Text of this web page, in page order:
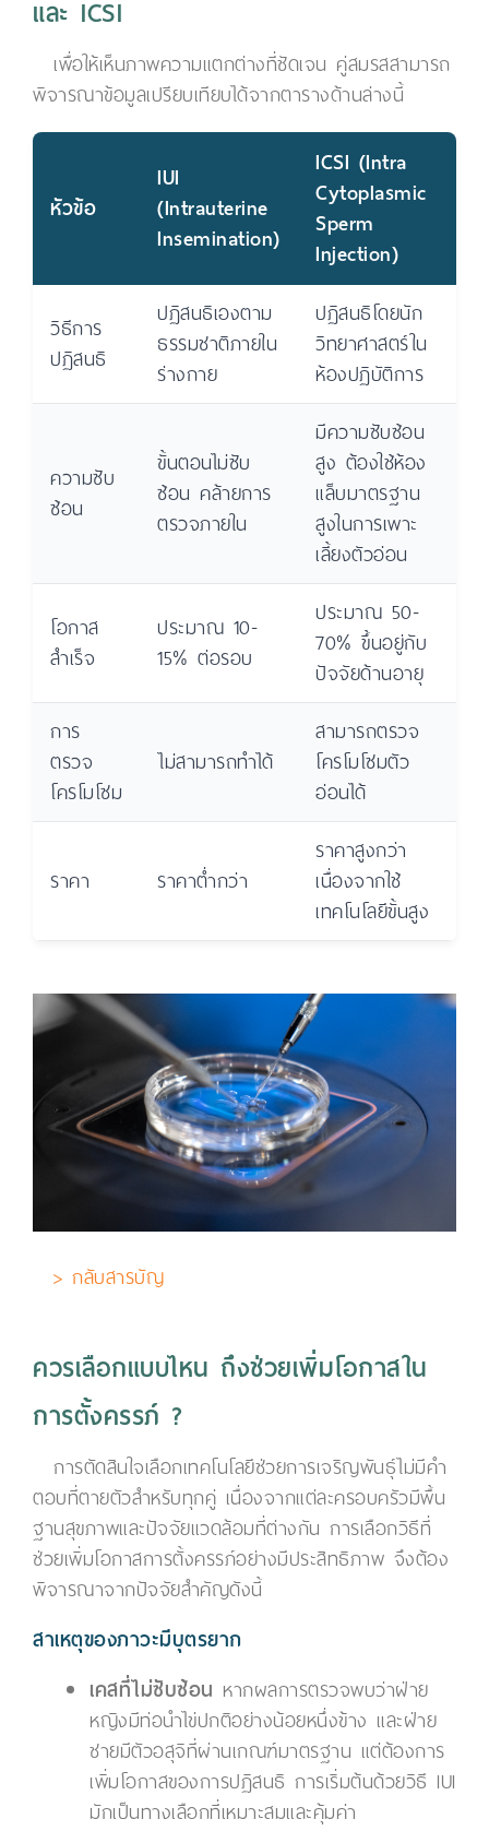
และ ICSI
เพื่อให้เห็นภาพความแตกต่างที่ชัดเจน คู่สมรสสามารถ
พิจารณาข้อมูลเปรียบเทียบได้จากตารางด้านล่างนี้
หัวข้อ
IUI
(Intrauterine
Insemination)
ICSI (Intra
Cytoplasmic
Sperm
Injection)
วิธีการ
ปฏิสนธิ
ปฏิสนธิเองตาม
ธรรมชาติภายใน
ร่างกาย
ปฏิสนธิโดยนัก
วิทยาศาสตร์ใน
ห้องปฏิบัติการ
ความซับ
ซ้อน
ขั้นตอนไม่ซับ
ซ้อน คล้ายการ
ตรวจภายใน
มีความซับซ้อน
สูง ต้องใช้ห้อง
แล็บมาตรฐาน
สูงในการเพาะ
เลี้ยงตัวอ่อน
โอกาส
สำเร็จ
ประมาณ 10-
15% ต่อรอบ
ประมาณ 50-
70% ขึ้นอยู่กับ
ปัจจัยด้านอายุ
การ
ตรวจ
โครโมโซม
ไม่สามารถทำได้
สามารถตรวจ
โครโมโซมตัว
อ่อนได้
ราคา ราคาต่ำกว่า
ราคาสูงกว่า
เนื่องจากใช้
เทคโนโลยีขั้นสูง
> กลับสารบัญ
ควรเลือกแบบไหน ถึงช่วยเพิ่มโอกาสใน
การตั้งครรภ์ ?
การตัดสินใจเลือกเทคโนโลยีช่วยการเจริญพันธุ์ไม่มีคำ
ตอบที่ตายตัวสำหรับทุกคู่ เนื่องจากแต่ละครอบครัวมีพื้น
ฐานสุขภาพและปัจจัยแวดล้อมที่ต่างกัน การเลือกวิธีที่
ช่วยเพิ่มโอกาสการตั้งครรภ์อย่างมีประสิทธิภาพ จึงต้อง
พิจารณาจากปัจจัยสำคัญดังนี้
สาเหตุของภาวะมีบุตรยาก
เคสที่ไม่ซับซ้อน หากผลการตรวจพบว่าฝ่าย
หญิงมีท่อนำไข่ปกติอย่างน้อยหนึ่งข้าง และฝ่าย
ชายมีตัวอสุจิที่ผ่านเกณฑ์มาตรฐาน แต่ต้องการ
เพิ่มโอกาสของการปฏิสนธิ การเริ่มต้นด้วยวิธี IUI
มักเป็นทางเลือกที่เหมาะสมและคุ้มค่า